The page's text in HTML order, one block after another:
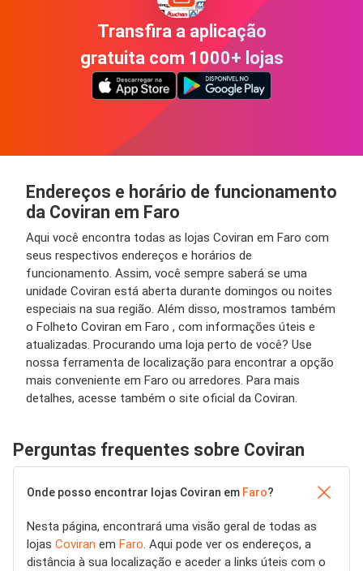
Transfira a aplicação
gratuita com 1000+ lojas
Endereços e horário de funcionamento
da Coviran em Faro
Aqui você encontra todas as lojas Coviran em Faro com
seus respectivos endereços e horários de
funcionamento. Assim, você sempre saberá se uma
unidade Coviran está aberta durante domingos ou noites
especiais na sua região. Além disso, mostramos também
o Folheto Coviran em Faro , com informações úteis e
atualizadas. Procurando uma loja perto de você? Use
nossa ferramenta de localização para encontrar a opção
mais conveniente em Faro ou arredores. Para mais
detalhes, acesse também o site oficial da Coviran.
Perguntas frequentes sobre Coviran
Onde posso encontrar lojas Coviran em Faro?
Nesta página, encontrará uma visão geral de todas as
lojas Coviran em Faro. Aqui pode ver os endereços, a
distância à sua localização e aceder a links úteis com o